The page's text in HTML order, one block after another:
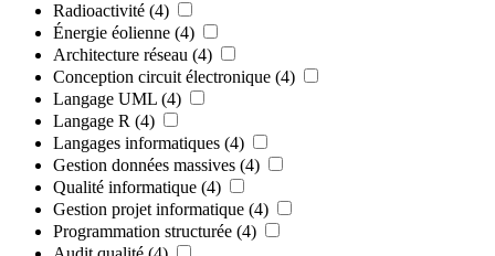
Radioactivité (4)
Énergie éolienne (4)
Architecture réseau (4)
Conception circuit électronique (4)
Langage UML (4)
Langage R (4)
Langages informatiques (4)
Gestion données massives (4)
Qualité informatique (4)
Gestion projet informatique (4)
Programmation structurée (4)